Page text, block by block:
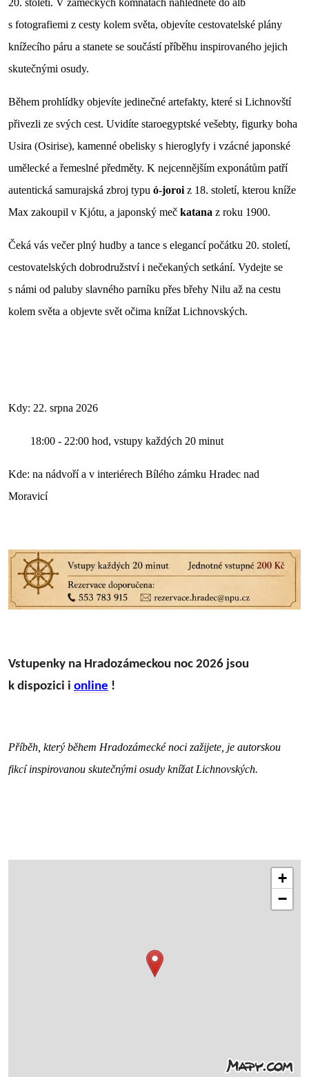
s fotografiemi z cesty kolem světa, objevíte cestovatelské plány
knížecího páru a stanete se součástí příběhu inspirovaného jejich
skutečnými osudy.
Během prohlídky objevíte jedinečné artefakty, které si Lichnovští
přivezli ze svých cest. Uvidíte staroegyptské vešebty, figurky boha
Usira (Osirise), kamenné obelisky s hieroglyfy i vzácné japonské
umělecké a řemeslné předměty. K nejcennějším exponátům patří
autentická samurajská zbroj typu ó-joroi z 18. století, kterou kníže
Max zakoupil v Kjótu, a japonský meč katana z roku 1900.
Čeká vás večer plný hudby a tance s elegancí počátku 20. století,
cestovatelských dobrodružství i nečekaných setkání. Vydejte se
s námi od paluby slavného parníku přes břehy Nilu až na cestu
kolem světa a objevte svět očima knížat Lichnovských.
Kdy: 22. srpna 2026
18:00 - 22:00 hod, vstupy každých 20 minut
Kde: na nádvoří a v interiérech Bílého zámku Hradec nad
Moravicí
Vstupenky na Hradozámeckou noc 2026 jsou
k dispozici i online !
Příběh, který během Hradozámecké noci zažijete, je autorskou
fikcí inspirovanou skutečnými osudy knížat Lichnovských.
+
−